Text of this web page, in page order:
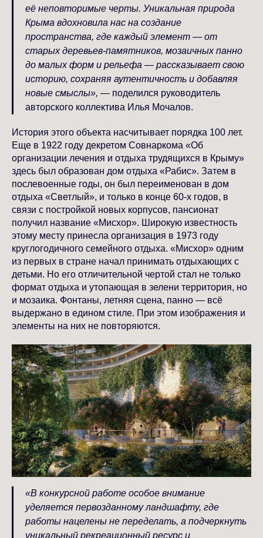
её неповторимые черты. Уникальная природа
Крыма вдохновила нас на создание
пространства, где каждый элемент — от
старых деревьев-памятников, мозаичных панно
до малых форм и рельефа — рассказывает свою
историю, сохраняя аутентичность и добавляя
новые смыслы», — поделился руководитель
авторского коллектива Илья Мочалов.
История этого объекта насчитывает порядка 100 лет.
Еще в 1922 году декретом Совнаркома «Об
организации лечения и отдыха трудящихся в Крыму»
здесь был образован дом отдыха «Рабис». Затем в
послевоенные годы, он был переименован в дом
отдыха «Светлый», и только в конце 60-х годов, в
связи с постройкой новых корпусов, пансионат
получил название «Мисхор». Широкую известность
этому месту принесла организация в 1973 году
круглогодичного семейного отдыха. «Мисхор» одним
из первых в стране начал принимать отдыхающих с
детьми. Но его отличительной чертой стал не только
формат отдыха и утопающая в зелени территория, но
и мозаика. Фонтаны, летняя сцена, панно — всё
выдержано в едином стиле. При этом изображения и
элементы на них не повторяются.
«В конкурсной работе особое внимание
уделяется первозданному ландшафту, где
работы нацелены не переделать, а подчеркнуть
уникальный рекреационный ресурс и